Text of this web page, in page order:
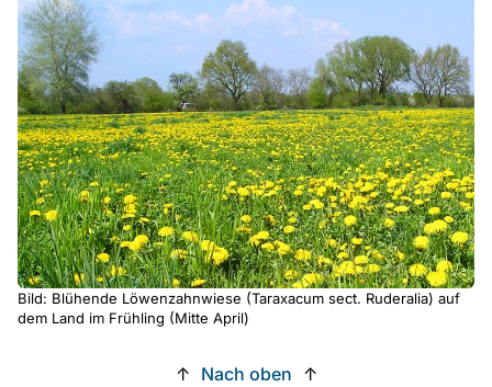
Bild: Blühende Löwenzahnwiese (Taraxacum sect. Ruderalia) auf
dem Land im Frühling (Mitte April)
↑ Nach oben ↑